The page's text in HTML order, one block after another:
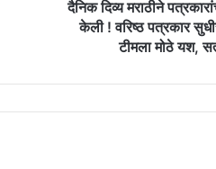
दैनिक दिव्य मराठीने
केली ! वरिष्ठ पत्रकार
टीमला मोठे यश,